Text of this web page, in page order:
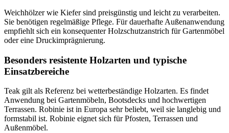
Weichhölzer wie Kiefer sind preisgünstig und leicht zu verarbeiten.
Sie benötigen regelmäßige Pflege. Für dauerhafte Außenanwendung
empfiehlt sich ein konsequenter Holzschutzanstrich für Gartenmöbel
oder eine Druckimprägnierung.
Besonders resistente Holzarten und typische
Einsatzbereiche
Teak gilt als Referenz bei wetterbeständige Holzarten. Es findet
Anwendung bei Gartenmöbeln, Bootsdecks und hochwertigen
Terrassen. Robinie ist in Europa sehr beliebt, weil sie langlebig und
formstabil ist. Robinie eignet sich für Pfosten, Terrassen und
Außenmöbel.